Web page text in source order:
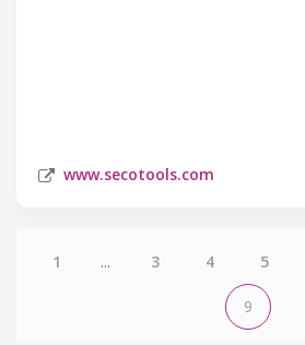
www.secotools.com
1 ... 3 4 5
9